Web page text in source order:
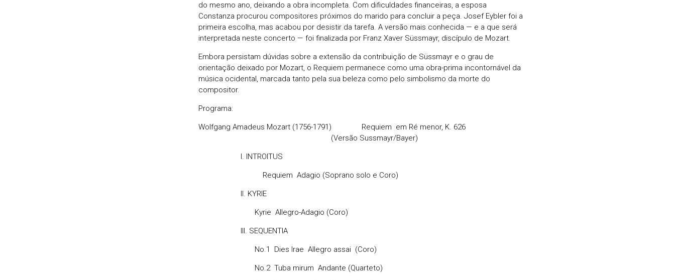
do mesmo ano, deixando a obra incompleta. Com dificuldades financeiras, a esposa
Constanza procurou compositores próximos do marido para concluir a peça. Josef Eybler foi a
primeira escolha, mas acabou por desistir da tarefa. A versão mais conhecida — e a que será
interpretada neste concerto — foi finalizada por Franz Xaver Süssmayr, discípulo de Mozart.
Embora persistam dúvidas sobre a extensão da contribuição de Süssmayr e o grau de
orientação deixado por Mozart, o Requiem permanece como uma obra-prima incontornável da
música ocidental, marcada tanto pela sua beleza como pelo simbolismo da morte do
compositor.
Programa:
Wolfgang Amadeus Mozart (1756-1791) Requiem em Ré menor, K. 626
(Versão Sussmayr/Bayer)
I. INTROITUS
Requiem Adagio (Soprano solo e Coro)
II. KYRIE
Kyrie Allegro-Adagio (Coro)
III. SEQUENTIA
No.1 Dies Irae Allegro assai (Coro)
No.2 Tuba mirum Andante (Quarteto)